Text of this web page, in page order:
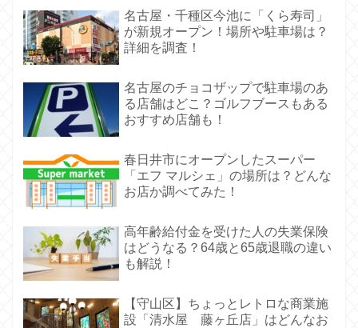
名古屋・千種区今池に「くら寿司」
が新規オープン！場所や駐車場は？
詳細を調査！
名古屋のチョコザップで駐車場のあ
る店舗はどこ？ゴルフブースもある
おすすめ店舗も！
春日井市にオープンしたスーパー
「エフ マルシェ」の場所は？どんな
お店か調べてみた！
高年齢給付金を受けた人の失業保険
はどうなる？64歳と65歳退職の違い
も解説！
【守山区】ちょっとレトロな商業施
設「清水屋 藤ヶ丘店」はどんなお